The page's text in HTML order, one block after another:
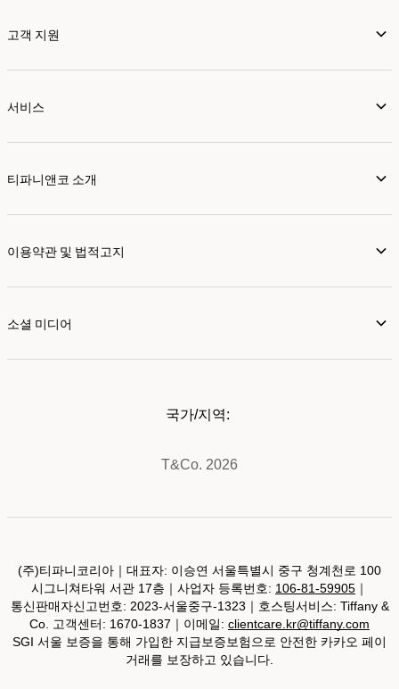
고객 지원
서비스
티파니앤코 소개
이용약관 및 법적고지
소셜 미디어
T&Co. 2026
국가/지역:
(주)티파니코리아｜대표자: 이승연 서울특별시 중구 청계천로 100
시그니쳐타워 서관 17층｜사업자 등록번호: 106-81-59905 ｜
통신판매자신고번호: 2023-서울중구-1323｜호스팅서비스: Tiffany &
Co. 고객센터: 1670-1837｜이메일: clientcare.kr@tiffany.com
SGI 서울 보증을 통해 가입한 지급보증보험으로 안전한 카카오 페이
거래를 보장하고 있습니다.